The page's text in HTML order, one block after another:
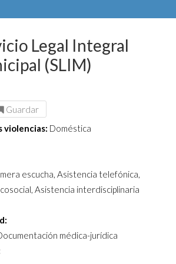
Legal Integral
(SLIM)
Guardar
violencias: Doméstica
escucha, Asistencia telefónica,
Asistencia interdisciplinaria
médica-jurídica